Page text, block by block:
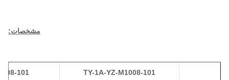
مشخصات:
TY-1A-YZ-M1008-101
101